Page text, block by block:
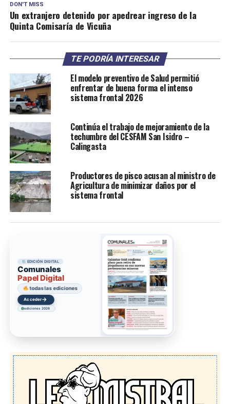
DON'T MISS
Un extranjero detenido por apedrear ingreso de la
Quinta Comisaría de Vicuña
TE PODRÍA INTERESAR
El modelo preventivo de Salud permitió
enfrentar de buena forma el intenso
sistema frontal 2026
Continúa el trabajo de mejoramiento de la
techumbre del CESFAM San Isidro –
Calingasta
Productores de pisco acusan al ministro de
Agricultura de minimizar daños por el
sistema frontal
EDICIÓN DIGITAL
Comunales
Papel Digital
todas las ediciones
Acceder→
ediciones 2026